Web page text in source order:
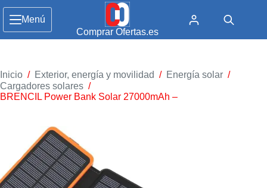
Menú
Comprar Ofertas.es
Inicio / Exterior, energía y movilidad / Energía solar /
Cargadores solares /
BRENCIL Power Bank Solar 27000mAh –